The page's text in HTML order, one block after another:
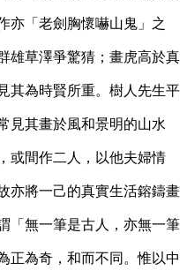
亦「老劍胸懷嚇山鬼」之
雄草澤爭驚猜；畫虎高於真
其為時賢所重。樹人先生平
見其畫於風和景明的山水
或間作二人，以他夫婦情
亦將一己的真實生活鎔鑄畫
「無一筆是古人，亦無一筆
正為奇，和而不同。惟以中